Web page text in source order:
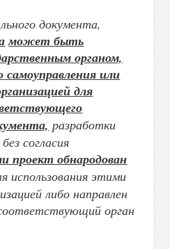
документа,
может быть
органом,
самоуправления или
для
разработки
согласия
проект обнародован
использования этими
либо направлен
орган